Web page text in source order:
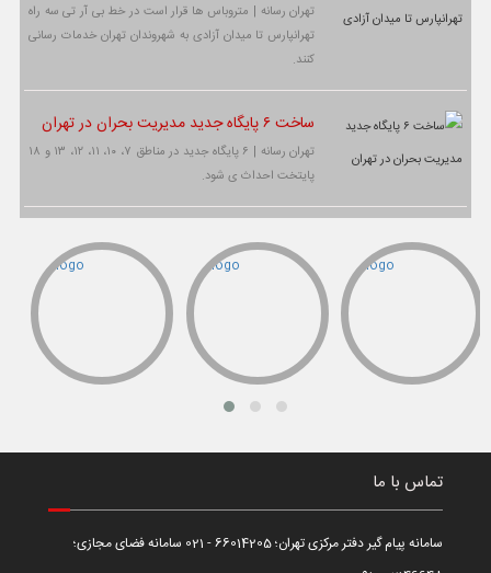
تهران رسانه | متروباس ها قرار است در خط بی آر تی سه راه
تهرانپارس تا میدان آزادی به شهروندان تهران خدمات رسانی
کنند.
ساخت ۶ پایگاه جدید مدیریت بحران در تهران
تهران رسانه | ۶ پایگاه جدید در مناطق ۷، ۱۰، ۱۱، ۱۲، ۱۳ و ۱۸
پایتخت احداث ی شود.
تماس با ما
سامانه پیام گیر دفتر مرکزی تهران؛ 66014205 - 021 سامانه فضای مجازی؛